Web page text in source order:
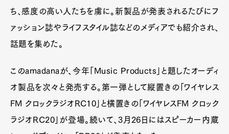
ち、感度の高い人たちを虜に。新製品が発表されるたびにフ
ァッション誌やライフスタイル誌などのメディアでも紹介され、
話題を集めた。
このamadanaが、今年「Music Products」と題したオーディ
オ製品を次々と発売する。第一弾として縦置きの「ワイヤレス
FM クロックラジオRC10」と横置きの「ワイヤレスFM クロック
ラジオRC20」が登場。続いて、3月26日にはスピーカー内蔵